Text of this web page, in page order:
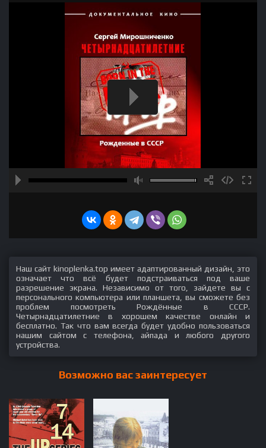
Наш сайт kinoplenka.top имеет адаптированный дизайн, это
означает что всё будет подстраиваться под ваше
разрешение экрана. Независимо от того, зайдете вы с
персонального компьютера или планшета, вы сможете без
проблем посмотреть Рождённые в СССР.
Четырнадцатилетние в хорошем качестве онлайн и
бесплатно. Так что вам всегда будет удобно пользоваться
нашим сайтом с телефона, айпада и любого другого
устройства.
Возможно вас заинтересует